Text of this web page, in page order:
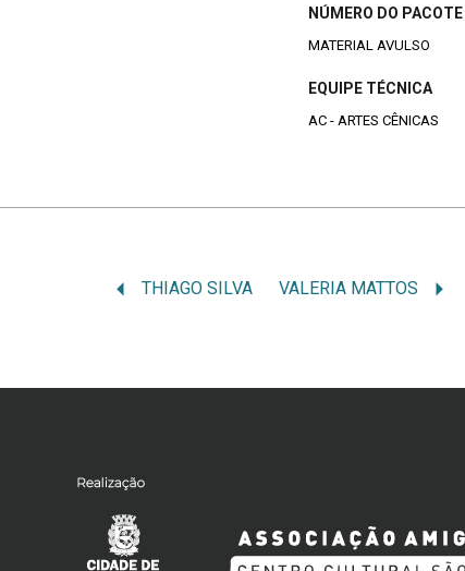
NÚMERO DO PACOTE
MATERIAL AVULSO
EQUIPE TÉCNICA
AC - ARTES CÊNICAS
THIAGO SILVA VALERIA MATTOS